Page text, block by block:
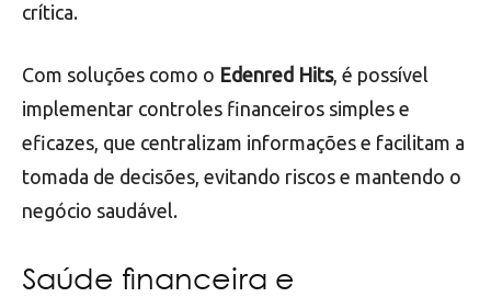
crítica.
Com soluções como o Edenred Hits, é possível
implementar controles financeiros simples e
eficazes, que centralizam informações e facilitam a
tomada de decisões, evitando riscos e mantendo o
negócio saudável.
Saúde financeira e